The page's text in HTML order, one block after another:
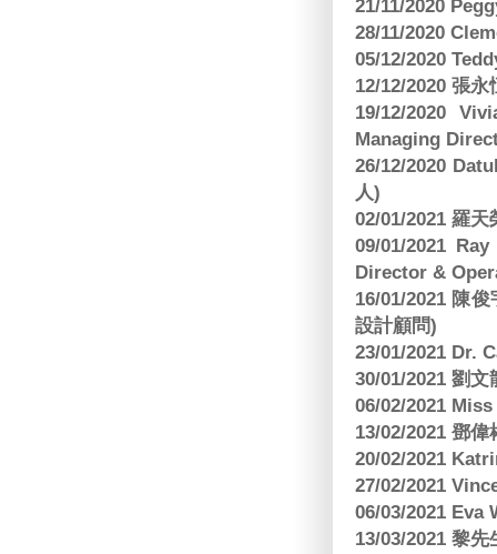
21/11/2020
28/11/2020
05/12/2020
12/12/2020 張
19/12/2020
Managing
26/12/2020
人)
02/01/2021 羅
09/01/2021
Director &
16/01/2021 陳
設計顧問)
23/01/2021 Dr.
30/01/2021 劉
06/02/2021
13/02/2021 鄧
20/02/2021
27/02/2021
06/03/2021 Eva
13/03/2021 黎